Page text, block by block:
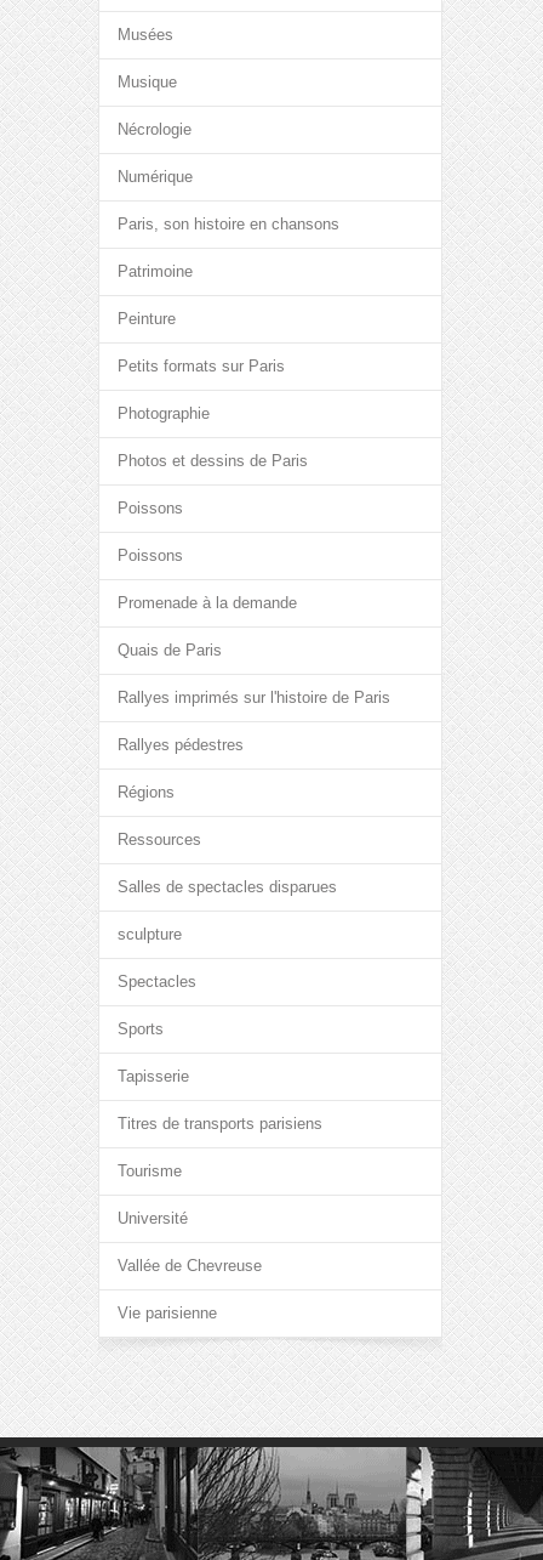
Musées
Musique
Nécrologie
Numérique
Paris, son histoire en chansons
Patrimoine
Peinture
Petits formats sur Paris
Photographie
Photos et dessins de Paris
Poissons
Poissons
Promenade à la demande
Quais de Paris
Rallyes imprimés sur l'histoire de Paris
Rallyes pédestres
Régions
Ressources
Salles de spectacles disparues
sculpture
Spectacles
Sports
Tapisserie
Titres de transports parisiens
Tourisme
Université
Vallée de Chevreuse
Vie parisienne